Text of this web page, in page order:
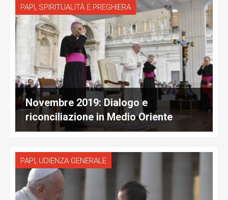
PAPI, SPIRITUALITÀ E PREGHIERA
Novembre 2019: Dialogo e
riconciliazione in Medio Oriente
PAPI , UDIENZA GENERALE